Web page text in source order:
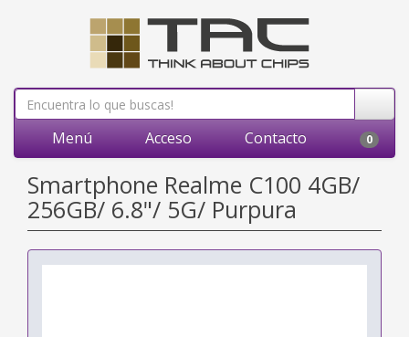
Menú Acceso Contacto 0
Smartphone Realme C100 4GB/
256GB/ 6.8"/ 5G/ Purpura